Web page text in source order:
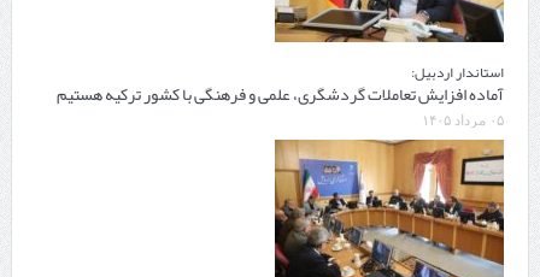
استاندار اردبیل:
آماده افزایش تعاملات گردشگری، علمی و فرهنگی با کشور ترکیه هستیم
۰۵ مرداد ۱۴۰۵